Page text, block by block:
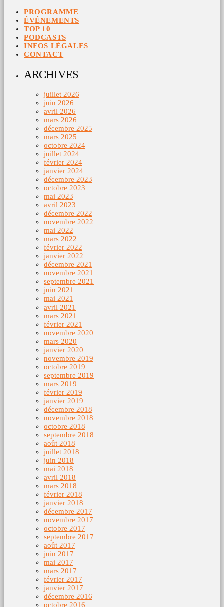
PROGRAMME
ÉVÉNEMENTS
TOP 10
PODCASTS
INFOS LÉGALES
CONTACT
ARCHIVES
juillet 2026
juin 2026
avril 2026
mars 2026
décembre 2025
mars 2025
octobre 2024
juillet 2024
février 2024
janvier 2024
décembre 2023
octobre 2023
mai 2023
avril 2023
décembre 2022
novembre 2022
mai 2022
mars 2022
février 2022
janvier 2022
décembre 2021
novembre 2021
septembre 2021
juin 2021
mai 2021
avril 2021
mars 2021
février 2021
novembre 2020
mars 2020
janvier 2020
novembre 2019
octobre 2019
septembre 2019
mars 2019
février 2019
janvier 2019
décembre 2018
novembre 2018
octobre 2018
septembre 2018
août 2018
juillet 2018
juin 2018
mai 2018
avril 2018
mars 2018
février 2018
janvier 2018
décembre 2017
novembre 2017
octobre 2017
septembre 2017
août 2017
juin 2017
mai 2017
mars 2017
février 2017
janvier 2017
décembre 2016
octobre 2016